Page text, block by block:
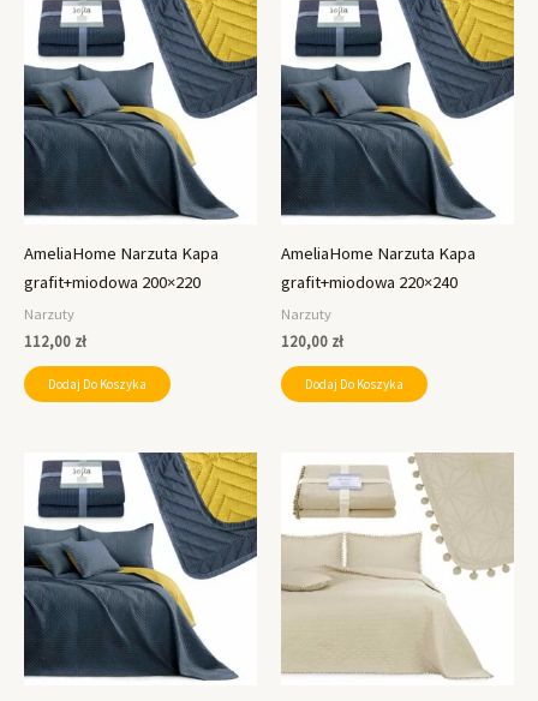
AmeliaHome Narzuta Kapa
grafit+miodowa 200×220
Narzuty
112,00 zł
Dodaj Do Koszyka
AmeliaHome Narzuta Kapa
grafit+miodowa 220×240
Narzuty
120,00 zł
Dodaj Do Koszyka